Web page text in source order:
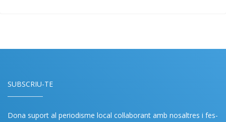
SUBSCRIU-TE
Dona suport al periodisme local col·laborant amb nosaltres i fes-